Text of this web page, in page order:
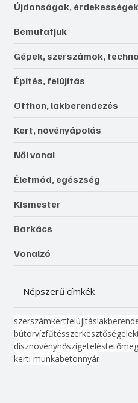
Újdonságok, érdekességek
Bemutatjuk
Gépek, szerszámok,
Építés, felújítás
Otthon, lakberendezés
Kert, növényápolás
Női vonal
Életmód, egészség
Kismester
Barkács
Vonalzó
Népszerű címkék
szerszámkertfelújítás
bútorvízfűtésszerkesztőség
dísznövényhőszigeteléstető
kerti munkabetonnyár